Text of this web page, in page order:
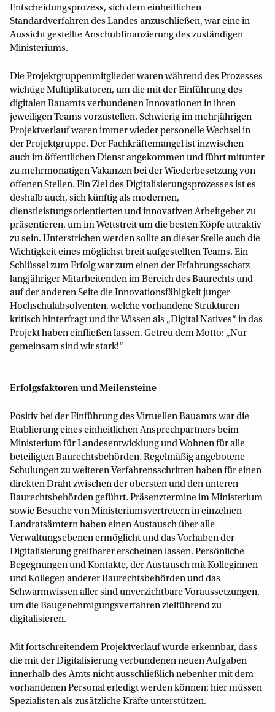
Entscheidungsprozess, sich dem einheitlichen
Standardverfahren des Landes anzuschließen, war eine in
Aussicht gestellte Anschubfinanzierung des zuständigen
Ministeriums.
Die Projektgruppenmitglieder waren während des Prozesses
wichtige Multiplikatoren, um die mit der Einführung des
digitalen Bauamts verbundenen Innovationen in ihren
jeweiligen Teams vorzustellen. Schwierig im mehrjährigen
Projektverlauf waren immer wieder personelle Wechsel in
der Projektgruppe. Der Fachkräftemangel ist inzwischen
auch im öffentlichen Dienst angekommen und führt mitunter
zu mehrmonatigen Vakanzen bei der Wiederbesetzung von
offenen Stellen. Ein Ziel des Digitalisierungsprozesses ist es
deshalb auch, sich künftig als modernen,
dienstleistungsorientierten und innovativen Arbeitgeber zu
präsentieren, um im Wettstreit um die besten Köpfe attraktiv
zu sein. Unterstrichen werden sollte an dieser Stelle auch die
Wichtigkeit eines möglichst breit aufgestellten Teams. Ein
Schlüssel zum Erfolg war zum einen der Erfahrungsschatz
langjähriger Mitarbeitenden im Bereich des Baurechts und
auf der anderen Seite die Innovationsfähigkeit junger
Hochschulabsolventen, welche vorhandene Strukturen
kritisch hinterfragt und ihr Wissen als „Digital Natives“ in das
Projekt haben einfließen lassen. Getreu dem Motto: „Nur
gemeinsam sind wir stark!“
Erfolgsfaktoren und Meilensteine
Positiv bei der Einführung des Virtuellen Bauamts war die
Etablierung eines einheitlichen Ansprechpartners beim
Ministerium für Landesentwicklung und Wohnen für alle
beteiligten Baurechtsbehörden. Regelmäßig angebotene
Schulungen zu weiteren Verfahrensschritten haben für einen
direkten Draht zwischen der obersten und den unteren
Baurechtsbehörden geführt. Präsenztermine im Ministerium
sowie Besuche von Ministeriumsvertretern in einzelnen
Landratsämtern haben einen Austausch über alle
Verwaltungsebenen ermöglicht und das Vorhaben der
Digitalisierung greifbarer erscheinen lassen. Persönliche
Begegnungen und Kontakte, der Austausch mit Kolleginnen
und Kollegen anderer Baurechtsbehörden und das
Schwarmwissen aller sind unverzichtbare Voraussetzungen,
um die Baugenehmigungsverfahren zielführend zu
digitalisieren.
Mit fortschreitendem Projektverlauf wurde erkennbar, dass
die mit der Digitalisierung verbundenen neuen Aufgaben
innerhalb des Amts nicht ausschließlich nebenher mit dem
vorhandenen Personal erledigt werden können; hier müssen
Spezialisten als zusätzliche Kräfte unterstützen.